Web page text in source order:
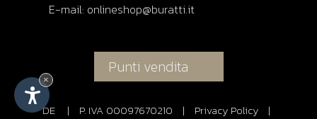
E-mail: onlineshop@buratti.it
Punti vendita
DE | P. IVA 00097670210 | Privacy Policy
|
×